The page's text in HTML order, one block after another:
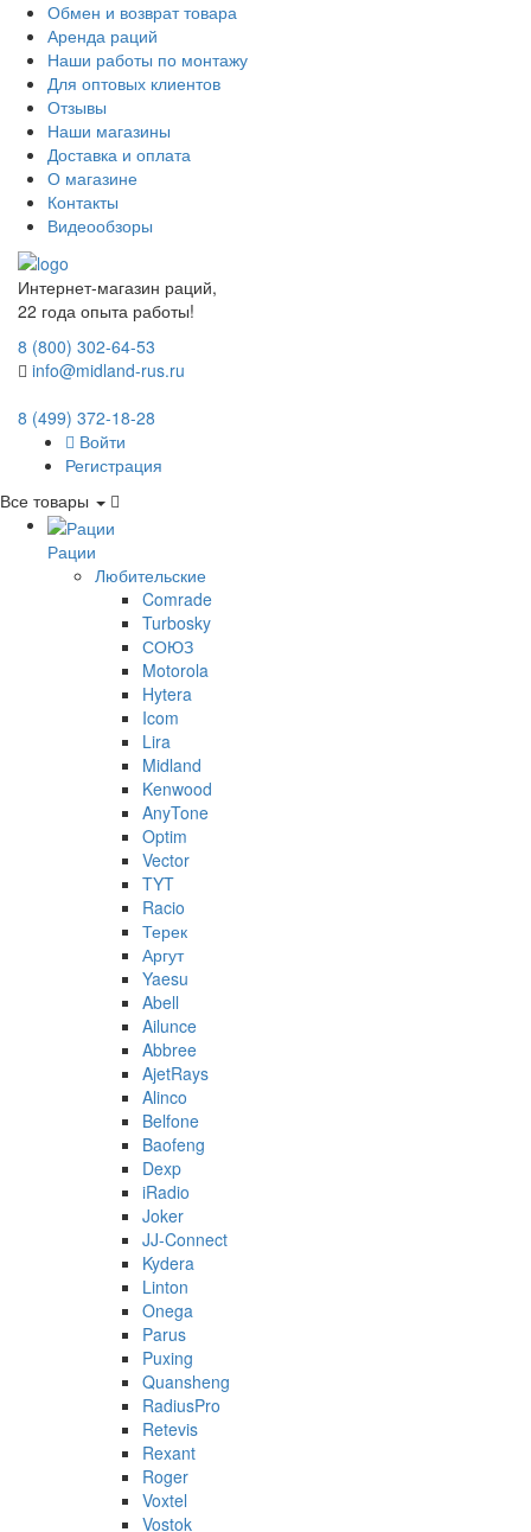
Обмен и возврат товара
Аренда раций
Наши работы по монтажу
Для оптовых клиентов
Отзывы
Наши магазины
Доставка и оплата
О магазине
Контакты
Видеообзоры
Интернет-магазин раций,
22 года опыта работы!
8 (800) 302-64-53
info@midland-rus.ru
8 (499) 372-18-28
Войти
Регистрация
Все товары
Рации
Любительские
Comrade
Turbosky
СОЮЗ
Motorola
Hytera
Icom
Lira
Midland
Kenwood
AnyTone
Optim
Vector
TYT
Racio
Терек
Аргут
Yaesu
Abell
Ailunce
Abbree
AjetRays
Alinco
Belfone
Baofeng
Dexp
iRadio
Joker
JJ-Connect
Kydera
Linton
Onega
Parus
Puxing
Quansheng
RadiusPro
Retevis
Rexant
Roger
Voxtel
Vostok